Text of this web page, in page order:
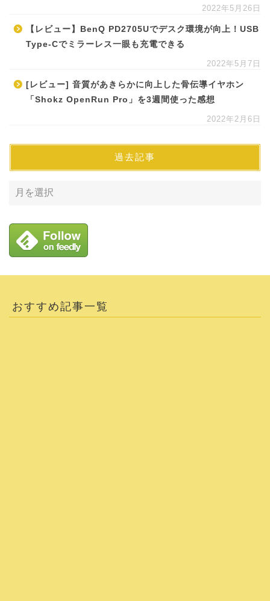
2022年5月26日
【レビュー】BenQ PD2705Uでデスク環境が向上！USB
Type-Cでミラーレス一眼も充電できる
2022年5月7日
[レビュー] 音質があきらかに向上した骨伝導イヤホン
「Shokz OpenRun Pro」を3週間使った感想
2022年2月6日
過去記事
おすすめ記事一覧